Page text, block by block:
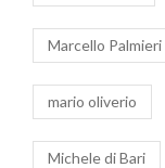
Marcello Palmieri
mario oliverio
Michele di Bari